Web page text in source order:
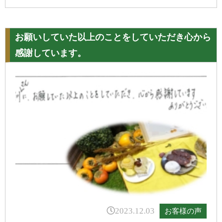
お願いしていた以上のことをしていただき心から
感謝しています。
2023.12.03 お客様の声